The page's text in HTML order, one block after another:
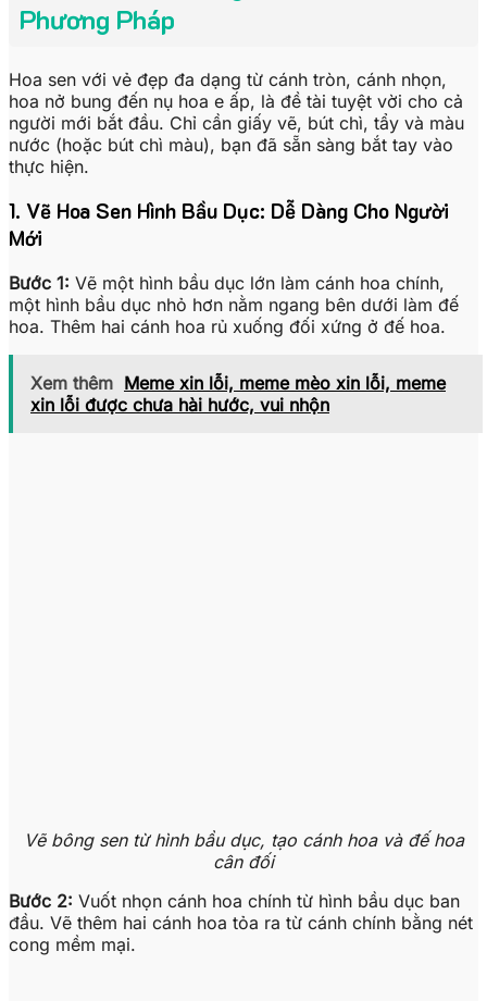
Phương Pháp
Hoa sen với vẻ đẹp đa dạng từ cánh tròn, cánh nhọn,
hoa nở bung đến nụ hoa e ấp, là đề tài tuyệt vời cho cả
người mới bắt đầu. Chỉ cần giấy vẽ, bút chì, tẩy và màu
nước (hoặc bút chì màu), bạn đã sẵn sàng bắt tay vào
thực hiện.
1. Vẽ Hoa Sen Hình Bầu Dục: Dễ Dàng Cho Người
Mới
Bước 1: Vẽ một hình bầu dục lớn làm cánh hoa chính,
một hình bầu dục nhỏ hơn nằm ngang bên dưới làm đế
hoa. Thêm hai cánh hoa rủ xuống đối xứng ở đế hoa.
Xem thêm Meme xin lỗi, meme mèo xin lỗi, meme
xin lỗi được chưa hài hước, vui nhộn
Vẽ bông sen từ hình bầu dục, tạo cánh hoa và đế hoa
cân đối
Bước 2: Vuốt nhọn cánh hoa chính từ hình bầu dục ban
đầu. Vẽ thêm hai cánh hoa tỏa ra từ cánh chính bằng nét
cong mềm mại.